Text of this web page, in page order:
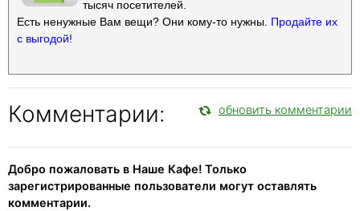
тысяч посетителей.
Есть ненужные Вам вещи? Они кому-то нужны. Продайте их
с выгодой!
Комментарии: обновить комментарии
Добро пожаловать в Наше Кафе! Только
зарегистрированные пользователи могут оставлять
комментарии.